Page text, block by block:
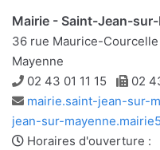
Mairie - Saint-Jean-
36 rue Maurice-
Mayenne
Téléphone
02 43 01 11 15
02
Adresse
e-
mail
mairie.saint-jean-sur-
jean-sur-
Horaires d'ouverture :